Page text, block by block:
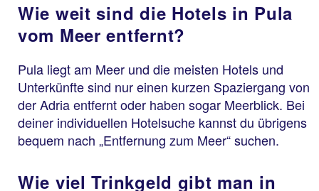
Wie weit sind die Hotels in Pula
vom Meer entfernt?
Pula liegt am Meer und die meisten Hotels und
Unterkünfte sind nur einen kurzen Spaziergang von
der Adria entfernt oder haben sogar Meerblick. Bei
deiner individuellen Hotelsuche kannst du übrigens
bequem nach „Entfernung zum Meer“ suchen.
Wie viel Trinkgeld gibt man in